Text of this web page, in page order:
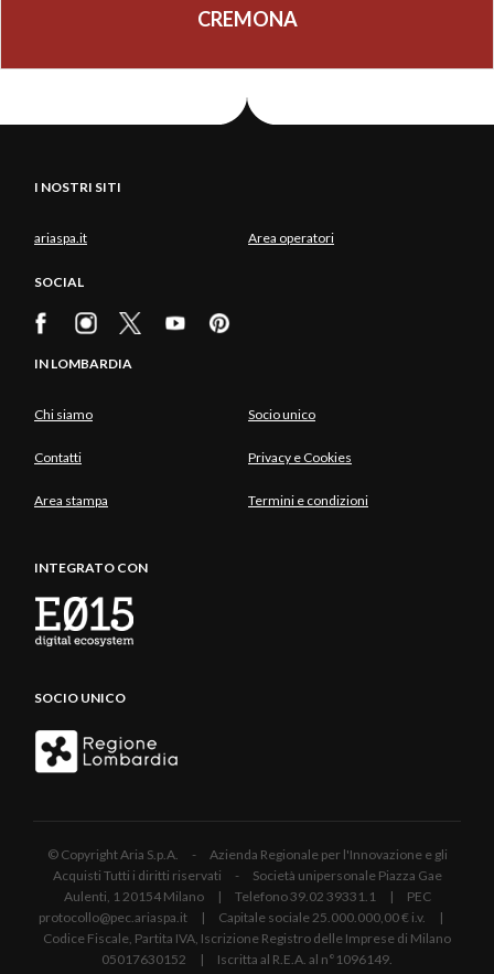
CREMONA
I NOSTRI SITI
ariaspa.it Area operatori
SOCIAL
IN LOMBARDIA
Chi siamo Socio unico
Contatti Privacy e Cookies
Area stampa Termini e condizioni
INTEGRATO CON
SOCIO UNICO
© Copyright Aria S.p.A. - Azienda Regionale per l'Innovazione e gli
Acquisti Tutti i diritti riservati - Società unipersonale Piazza Gae
Aulenti, 1 20154 Milano | Telefono 39.02 39331.1 | PEC
protocollo@pec.ariaspa.it | Capitale sociale 25.000.000,00 € i.v. |
Codice Fiscale, Partita IVA, Iscrizione Registro delle Imprese di Milano
05017630152 | Iscritta al R.E.A. al n°1096149.